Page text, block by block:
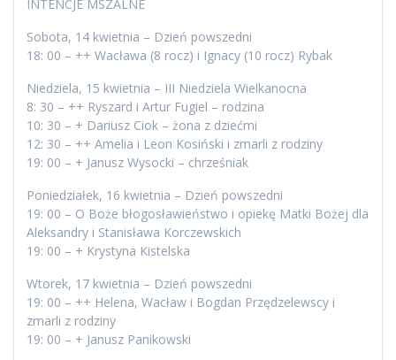
INTENCJE MSZALNE
Sobota, 14 kwietnia – Dzień powszedni
18: 00 – ++ Wacława (8 rocz) i Ignacy (10 rocz) Rybak
Niedziela, 15 kwietnia – III Niedziela Wielkanocna
8: 30 – ++ Ryszard i Artur Fugiel – rodzina
10: 30 – + Dariusz Ciok – żona z dziećmi
12: 30 – ++ Amelia i Leon Kosiński i zmarli z rodziny
19: 00 – + Janusz Wysocki – chrześniak
Poniedziałek, 16 kwietnia – Dzień powszedni
19: 00 – O Boże błogosławieństwo i opiekę Matki Bożej dla
Aleksandry i Stanisława Korczewskich
19: 00 – + Krystyna Kistelska
Wtorek, 17 kwietnia – Dzień powszedni
19: 00 – ++ Helena, Wacław i Bogdan Przędzelewscy i
zmarli z rodziny
19: 00 – + Janusz Panikowski